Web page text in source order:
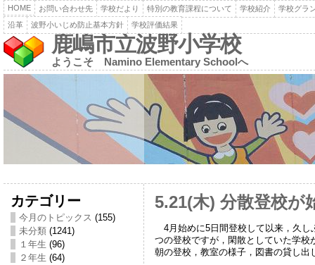
HOME お問い合わせ先 学校だより 特別の教育課程について 学校紹介
学校グラ
沿革
波野小いじめ防止基本方針 学校評価結果
鹿嶋市立波野小学校
ようこそ Namino Elementary Schoolへ
カテゴリー
今月のトピックス (155)
未分類(1241)
１年生 (96)
２年生 (64)
5.21(木) 分散登校が
4月始めに5日間登校して以来，久し
つの登校ですが，閑散としていた学
朝の登校，教室の様子，図書の貸し出